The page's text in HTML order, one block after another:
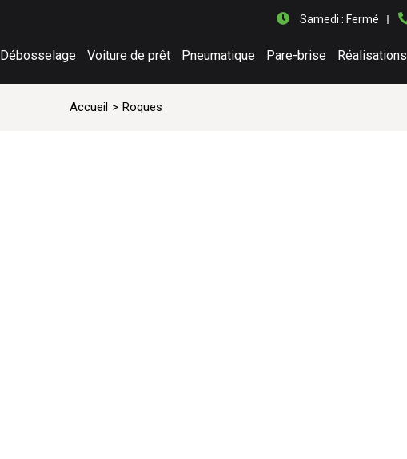
Samedi : Fermé
Débosselage Voiture de prêt Pneumatique Pare-brise Réalisations
Accueil Roques